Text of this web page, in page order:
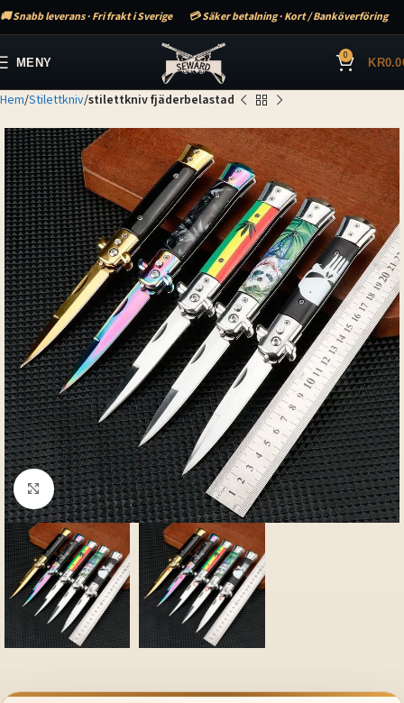
🚚 Snabb leverans · Fri frakt i Sverige 💳 Säker betalning · Kort / Banköverföring
MENY 0 KR
Hem Stilettkniv stilettkniv fjäderbelastad
Klicka för att förstora